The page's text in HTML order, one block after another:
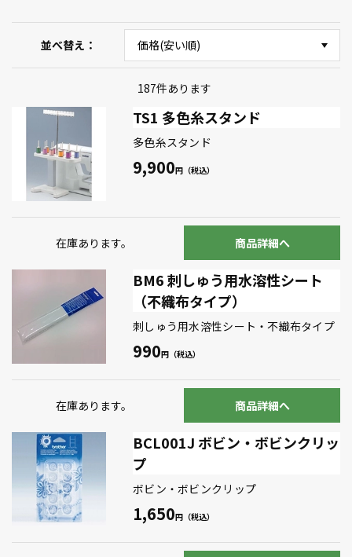
並べ替え
187件あります
TS1 多色糸スタンド
多色糸スタンド
9,900
在庫あります。 商品詳細へ
BM6 刺しゅう用水溶性シート
（不織布タイプ）
刺しゅう用水溶性シート・不織布タイプ
990
在庫あります。 商品詳細へ
BCL001J ボビン・ボビンクリッ
プ
ボビン・ボビンクリップ
1,650